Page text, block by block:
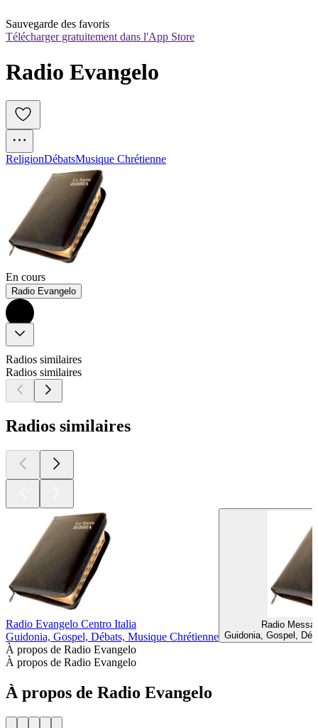
Sauvegarde des favoris
Télécharger gratuitement dans l'App Store
Radio Evangelo
ReligionDébatsMusique Chrétienne
En cours
Radio Evangelo
Radios similaires
Radios similaires
Radios similaires
Radio Evangelo Centro Italia
Guidonia, Gospel, Débats, Musique Chrétienne
Radio
Guidonia, Gospel,
À propos de Radio Evangelo
À propos de Radio Evangelo
À propos de Radio Evangelo